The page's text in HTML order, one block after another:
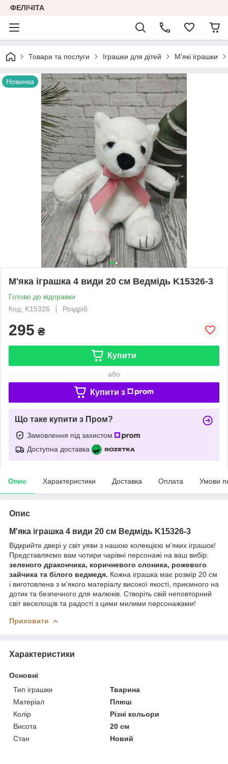
ФЕЛІЧІТА
Товари та послуги Іграшки для дітей М'які іграшки
Новинка
М'яка іграшка 4 види 20 см Ведмідь K15326-3
Готово до відправки
Код: K15326
Роздріб
295 ₴
Купити
або
Купити з
Що таке купити з Пром?
Замовлення під захистом
Доступна доставка
Опис Характеристики Доставка Оплата Умови
Опис
М'яка іграшка 4 види 20 см Ведмідь K15326-3
Відкрийте двері у світ уяви з нашою колекцією м'яких іграшок!
Представляємо вам чотири чарівні персонажі на ваш вибір:
зеленого дракончика, коричневого слоника, рожевого
зайчика та білого ведмедя. Кожна іграшка має розмір 20 см
і виготовлена з м'якого матеріалу високої якості, приємного на
дотик та безпечного для малюків. Створіть свій неповторний
світ веселощів та радості з цими милими персонажами!
Приховати
Характеристики
Основні
Тип іграшки
Тварина
Матеріал
Плюш
Колір
Різні кольори
Висота
20 см
Стан
Новий